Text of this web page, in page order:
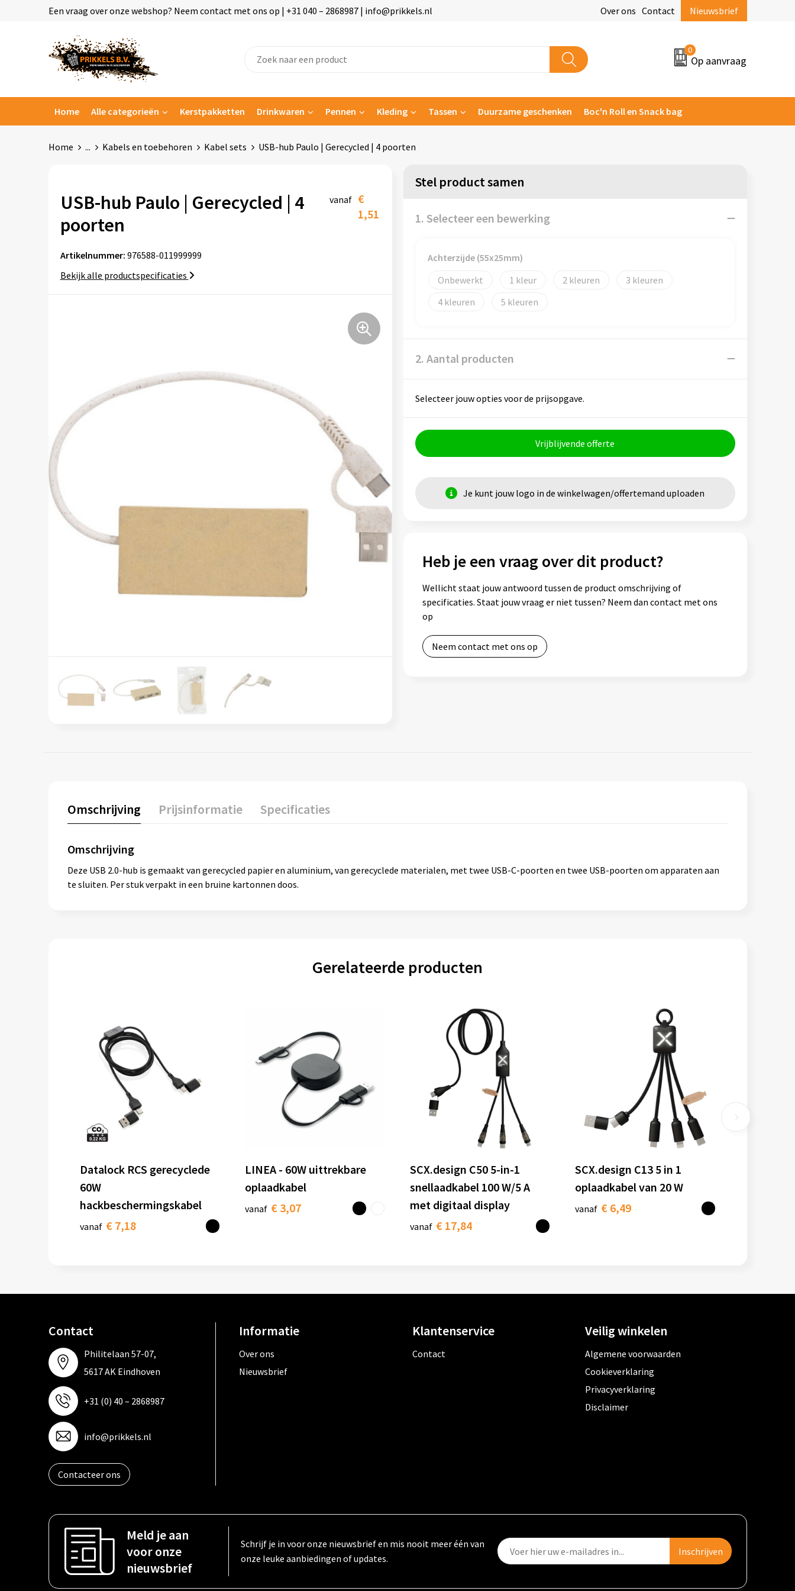
Een vraag over onze webshop? Neem contact met ons op | +31 040 – 2868987 | info@prikkels.nl Over ons Contact Nieuwsbrief
0
Op aanvraag
Home Alle categorieën Kerstpakketten Drinkwaren Pennen Kleding Tassen Duurzame geschenken Boc'n Roll en Snack bag
Home ... Kabels en toebehoren Kabel sets USB-hub Paulo | Gerecycled | 4 poorten
USB-hub Paulo | Gerecycled | 4
poorten
vanaf €
1,51
Artikelnummer: 976588-011999999
Bekijk alle productspecificaties
Stel product samen
1. Selecteer een bewerking
Achterzijde (55x25mm)
Onbewerkt
1 2
3
4
5
2. Aantal producten
Selecteer jouw opties voor de prijsopgave.
Vrijblijvende offerte
Je kunt jouw logo in de winkelwagen/offertemand uploaden
Heb je een vraag over dit product?
Wellicht staat jouw antwoord tussen de product omschrijving of
specificaties. Staat jouw vraag er niet tussen? Neem dan contact met ons
op
Neem contact met ons op
Omschrijving Prijsinformatie Specificaties
Omschrijving
Deze USB 2.0-hub is gemaakt van gerecycled papier en aluminium, van gerecyclede materialen, met twee USB-C-poorten en twee USB-poorten om apparaten aan
te sluiten. Per stuk verpakt in een bruine kartonnen doos.
Gerelateerde producten
Datalock RCS gerecyclede
60W
hackbeschermingskabel
vanaf € 7,18
LINEA - 60W uittrekbare
oplaadkabel
vanaf € 3,07
SCX.design C50 5-in-1
snellaadkabel 100 W/5 A
met digitaal display
vanaf € 17,84
SCX.design C13 5 in 1
oplaadkabel van 20 W
vanaf € 6,49
Contact
Philitelaan 57-07,
5617 AK Eindhoven
+31 (0) 40 – 2868987
info@prikkels.nl
Contacteer ons
Informatie
Over ons
Nieuwsbrief
Klantenservice
Contact
Veilig winkelen
Algemene voorwaarden
Cookieverklaring
Privacyverklaring
Disclaimer
Meld je aan
voor onze
nieuwsbrief
Schrijf je in voor onze nieuwsbrief en mis nooit meer één van
onze leuke aanbiedingen of updates.